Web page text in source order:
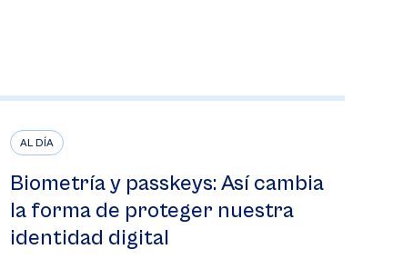
AL DÍA
Biometría y passkeys: Así cambia
la forma de proteger nuestra
identidad digital